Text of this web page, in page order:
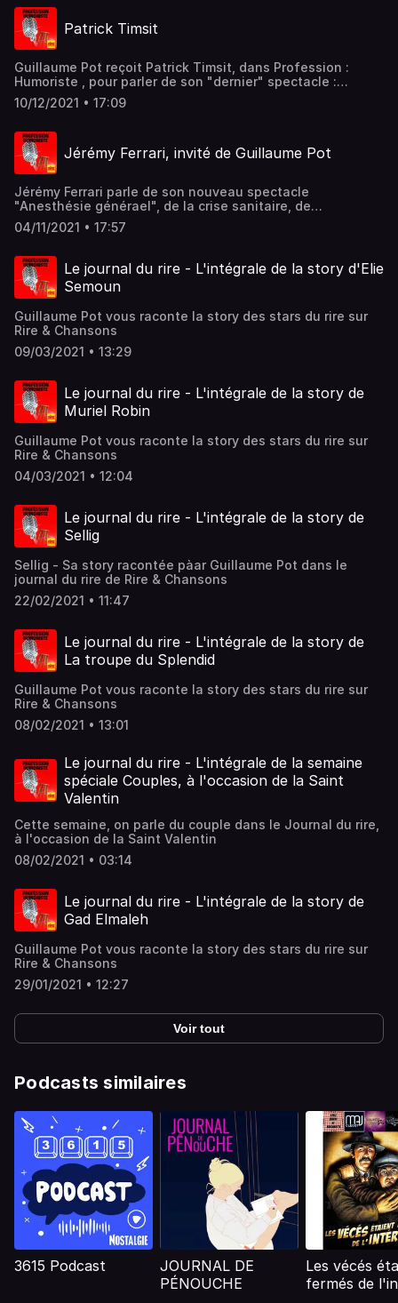
Patrick Timsit
Guillaume Pot reçoit Patrick Timsit, dans Profession :
Humoriste , pour parler de son "dernier" spectacle :
Adieu...peut-être. Merci...c'est sûr.
10/12/2021 • 17:09
Jérémy Ferrari, invité de Guillaume Pot
Jérémy Ferrari parle de son nouveau spectacle
"Anesthésie générael", de la crise sanitaire, de
l'homéopathie et aussi de sujets plus personnels, qui ont
touché sa vie.
04/11/2021 • 17:57
Le journal du rire - L'intégrale de la story d'Elie
Semoun
Guillaume Pot vous raconte la story des stars du rire sur
Rire & Chansons
09/03/2021 • 13:29
Le journal du rire - L'intégrale de la story de
Muriel Robin
Guillaume Pot vous raconte la story des stars du rire sur
Rire & Chansons
04/03/2021 • 12:04
Le journal du rire - L'intégrale de la story de
Sellig
Sellig - Sa story racontée pàar Guillaume Pot dans le
journal du rire de Rire & Chansons
22/02/2021 • 11:47
Le journal du rire - L'intégrale de la story de
La troupe du Splendid
Guillaume Pot vous raconte la story des stars du rire sur
Rire & Chansons
08/02/2021 • 13:01
Le journal du rire - L'intégrale de la semaine
spéciale Couples, à l'occasion de la Saint
Valentin
Cette semaine, on parle du couple dans le Journal du rire,
à l'occasion de la Saint Valentin
08/02/2021 • 03:14
Le journal du rire - L'intégrale de la story de
Gad Elmaleh
Guillaume Pot vous raconte la story des stars du rire sur
Rire & Chansons
29/01/2021 • 12:27
Voir tout
Podcasts similaires
3615 Podcast
JOURNAL DE
PÉNOUCHE
Les vécés
fermés de